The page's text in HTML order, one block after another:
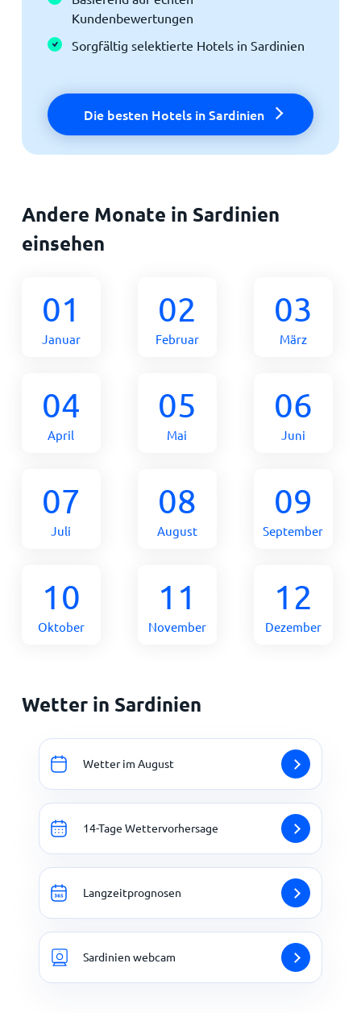
Kundenbewertungen
Sorgfältig selektierte Hotels in Sardinien
Die besten Hotels in Sardinien
Andere Monate in Sardinien
einsehen
01
Januar
02
Februar
03
März
04
April
05
Mai
06
Juni
07
Juli
08
August
09
September
10
Oktober
11
November
12
Dezember
Wetter in Sardinien
Wetter im August
14-Tage Wettervorhersage
Langzeitprognosen
Sardinien webcam